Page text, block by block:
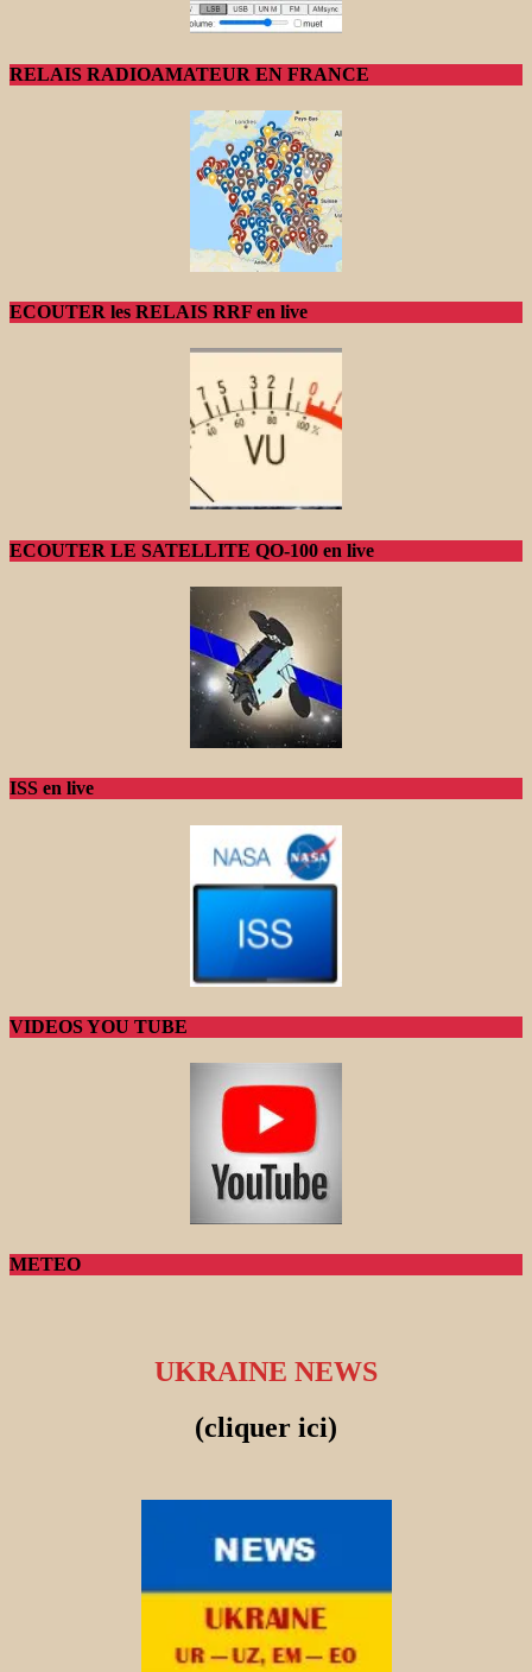
RELAIS RADIOAMATEUR EN FRANCE
ECOUTER les RELAIS RRF en live
ECOUTER LE SATELLITE QO-100 en live
ISS en live
VIDEOS YOU TUBE
METEO
UKRAINE NEWS
(cliquer ici)